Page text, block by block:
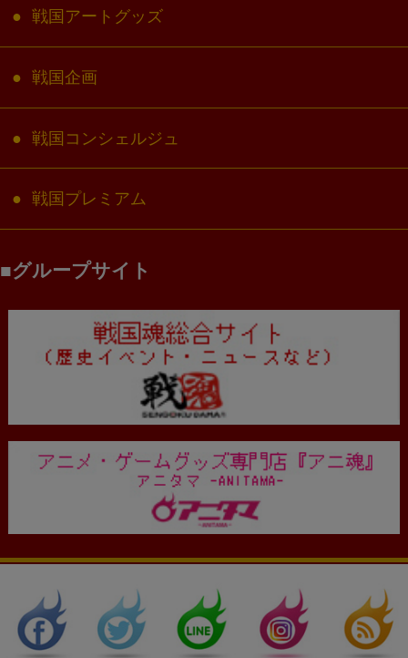
戦国アートグッズ
戦国企画
戦国コンシェルジュ
戦国プレミアム
グループサイト